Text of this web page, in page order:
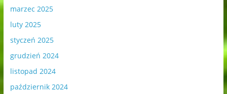
marzec 2025
luty 2025
styczeń 2025
grudzień 2024
listopad 2024
październik 2024